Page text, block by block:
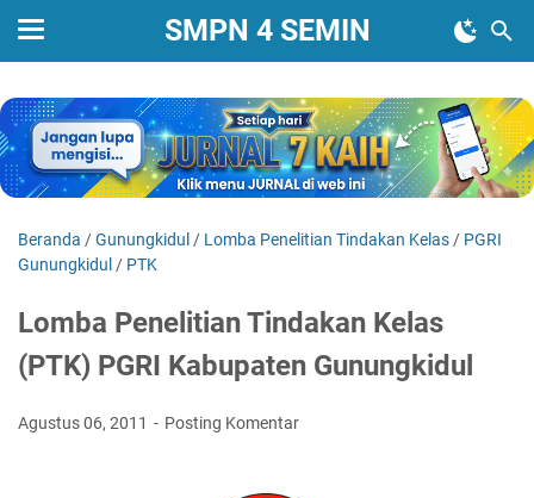
SMPN 4 SEMIN
Beranda /Gunungkidul / Lomba Penelitian Tindakan Kelas / PGRI
Gunungkidul / PTK
Lomba Penelitian Tindakan Kelas
(PTK) PGRI Kabupaten Gunungkidul
Agustus 06, 2011 Posting Komentar